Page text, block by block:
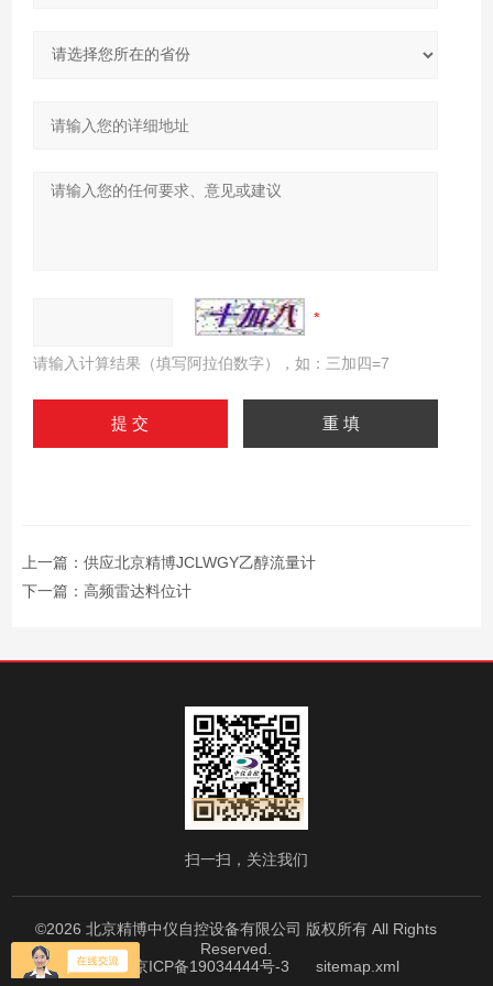
请输入计算结果（填写阿拉伯数字），如：三加四=7
上一篇： 供应北京精博JCLWGY乙醇流量计
下一篇： 高频雷达料位计
扫一扫，关注我们
©2026 北京精博中仪自控设备有限公司 版权所有 All Rights
Reserved.
备案号：京ICP备19034444号-3
sitemap.xml